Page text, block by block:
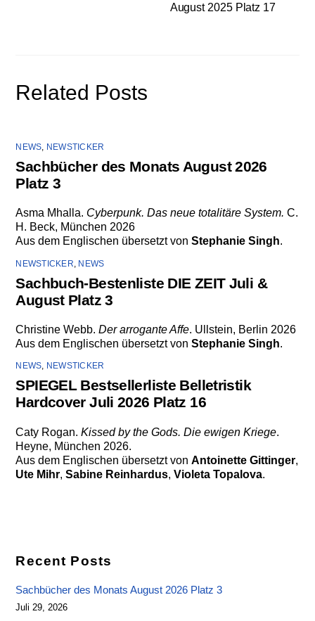
August 2025 Platz 17
Related Posts
NEWS NEWSTICKER
Sachbücher des Monats August 2026
Platz 3
Asma Mhalla. Cyberpunk. Das neue totalitäre System. C.
H. Beck, München 2026
Aus dem Englischen übersetzt vonStephanie Singh.
NEWSTICKER NEWS
Sachbuch-Bestenliste DIE ZEIT Juli &
August Platz 3
Christine Webb.Der arrogante Affe. Ullstein, Berlin 2026
Aus dem Englischen übersetzt vonStephanie Singh.
NEWS, NEWSTICKER
SPIEGEL Bestsellerliste Belletristik
Hardcover Juli 2026 Platz 16
Caty Rogan.Kissed by the Gods. Die ewigen Kriege.
Heyne, München 2026.
Aus dem Englischen übersetzt vonAntoinette Gittinger,
Ute Mihr,Sabine Reinhardus,Violeta Topalova.
Recent Posts
Sachbücher des Monats August 2026 Platz 3
Juli 29, 2026